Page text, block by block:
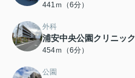
441ｍ（6分）
外科
浦安中央公園クリニック
454ｍ（6分）
公園